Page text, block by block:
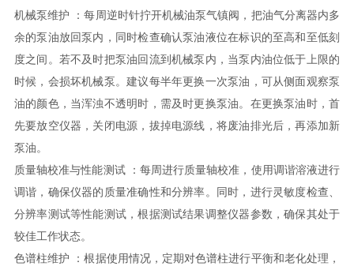
机械泵维护 ：每周逆时针拧开机械油泵气镇阀，把油气分离器内多
余的泵油放回泵内，同时检查确认泵油液位在标识的至高和至低刻
度之间。若不及时把泵油回流到机械泵内，当泵内油位低于上限的
时候，会损坏机械泵。建议每半年更换一次泵油，可从侧面观察泵
油的颜色，当浑浊不透明时，需及时更换泵油。在更换泵油时，首
先要放空仪器，关闭电源，拔掉电源线，将废油排光后，再添加新
泵油。
质量轴校准与性能测试 ：每周进行质量轴校准，使用调谐溶液进行
调谐，确保仪器的质量准确性和分辨率。同时，进行灵敏度检查、
分辨率测试等性能测试，根据测试结果调整仪器参数，确保其处于
较佳工作状态。
色谱柱维护 ：根据使用情况，定期对色谱柱进行平衡和老化处理，